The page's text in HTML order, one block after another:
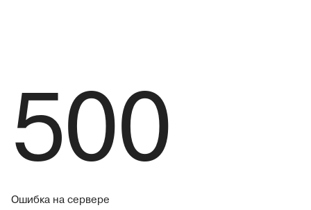
500
Ошибка на сервере